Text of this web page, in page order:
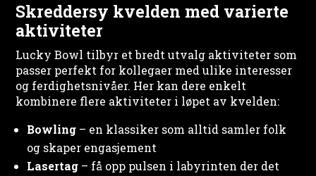
Skreddersy kvelden med varierte
aktiviteter
Lucky Bowl tilbyr et bredt utvalg aktiviteter som
passer perfekt for kollegaer med ulike interesser
og ferdighetsnivåer. Her kan dere enkelt
kombinere flere aktiviteter i løpet av kvelden:
Bowling– en klassiker som alltid samler folk
og skaper engasjement
Lasertag– få opp pulsen i labyrinten der det